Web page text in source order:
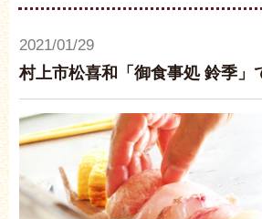
2021/01/29
村上市松喜和「御食事処 鈴季」